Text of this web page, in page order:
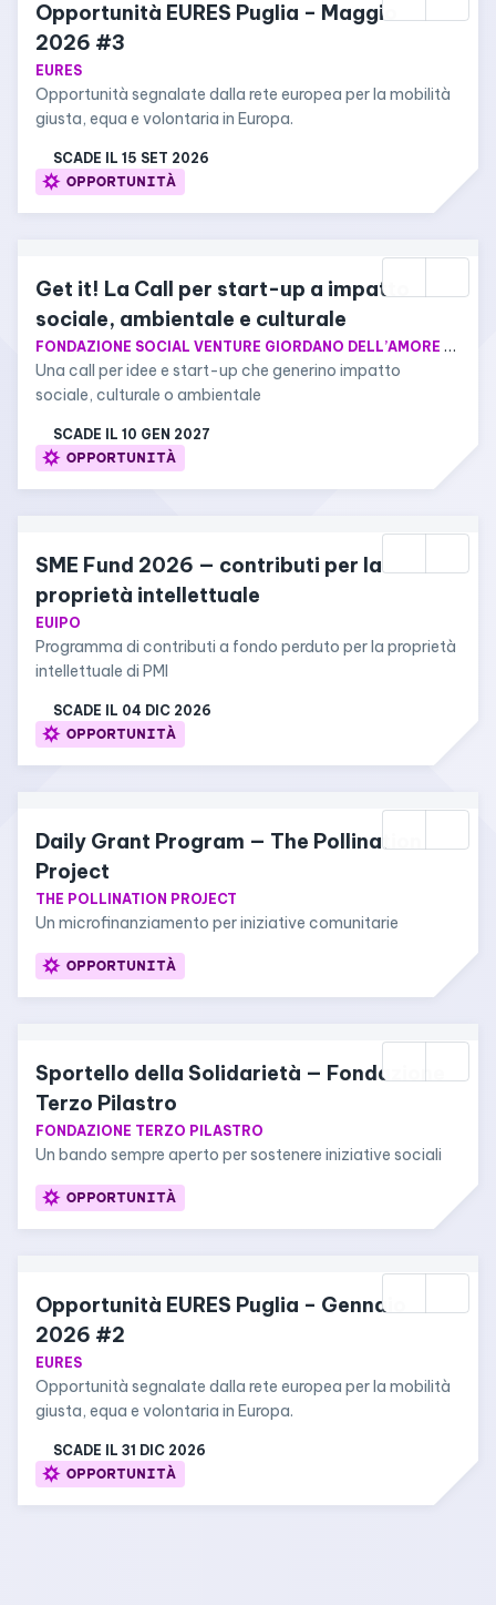
Opportunità EURES Puglia – Maggio
2026 #3
EURES
Opportunità segnalate dalla rete europea per la mobilità
giusta, equa e volontaria in Europa.
SCADE IL 15 SET 2026
OPPORTUNITÀ
Get it! La Call per start-up a impatto
sociale, ambientale e culturale
FONDAZIONE SOCIAL VENTURE GIORDANO DELL’AMORE E CARIPLO FACTORY S.R.L. SOCIETÀ BENEFIT
Una call per idee e start-up che generino impatto
sociale, culturale o ambientale
SCADE IL 10 GEN 2027
OPPORTUNITÀ
SME Fund 2026 — contributi per la
proprietà intellettuale
EUIPO
Programma di contributi a fondo perduto per la proprietà
intellettuale di PMI
SCADE IL 04 DIC 2026
OPPORTUNITÀ
Daily Grant Program — The Pollination
Project
THE POLLINATION PROJECT
Un microfinanziamento per iniziative comunitarie
OPPORTUNITÀ
Sportello della Solidarietà — Fondazione
Terzo Pilastro
FONDAZIONE TERZO PILASTRO
Un bando sempre aperto per sostenere iniziative sociali
OPPORTUNITÀ
Opportunità EURES Puglia – Gennaio
2026 #2
EURES
Opportunità segnalate dalla rete europea per la mobilità
giusta, equa e volontaria in Europa.
SCADE IL 31 DIC 2026
OPPORTUNITÀ